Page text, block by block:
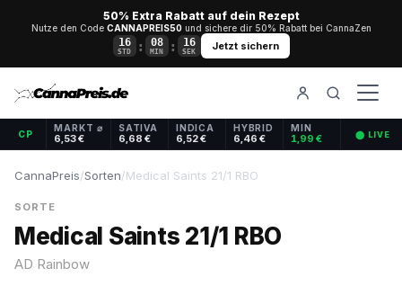
50% Extra Rabatt auf dein Rezept
Nutze den Code CANNAPREIS50und sichere dir 50% Rabatt bei CannaZen
16
STD : 08
MIN : 16
SEK Jetzt sichern
CP
MARKT ⌀
6,53 €
SATIVA
6,68 €
INDICA
6,52 €
HYBRID
6,46 €
MIN
1,99 € ⬤ LIVE
CannaPreis/Sorten/Medical Saints 21/1 RBO
SORTE
Medical Saints 21/1 RBO
AD Rainbow